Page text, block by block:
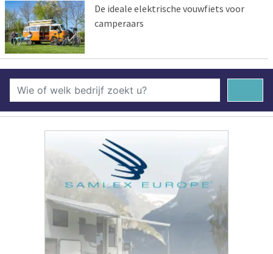
De ideale elektrische vouwfiets voor
camperaars